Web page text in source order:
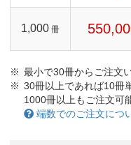
1,000 冊
最小で30冊からご注文
30冊以上であれば10冊
1000冊以上もご注文可
端数でのご注文につ